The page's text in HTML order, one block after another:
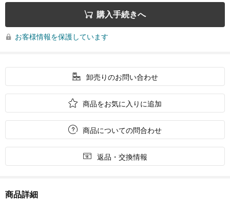
 購入手続きへ
 お客様情報を保護しています
 卸売りのお問い合わせ
 商品をお気に入りに追加
 商品についての問合わせ
 返品・交換情報
商品詳細